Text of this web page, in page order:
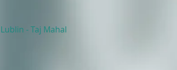
Lublin - Taj Mahal